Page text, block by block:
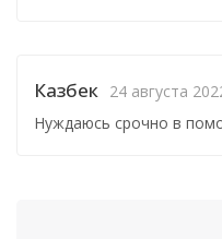
Казбек 24 августа
Нуждаюсь срочно в